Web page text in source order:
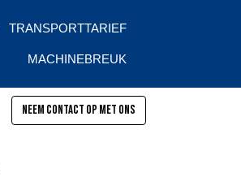
TRANSPORTTARIEF
MACHINEBREUK
Neem contact op met ons